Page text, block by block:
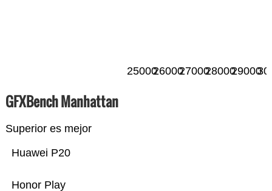
2500026000270002800029000
GFXBench Manhattan
Superior es mejor
Honor Play
Huawei P20